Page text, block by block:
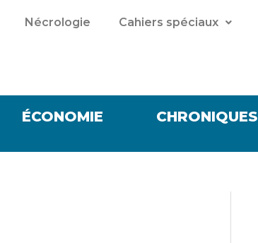
Nécrologie Cahiers spéciaux
ÉCONOMIE
CHRONIQUES